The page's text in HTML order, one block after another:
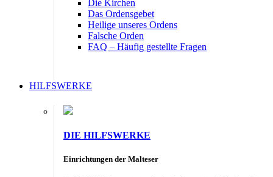
Die Kirchen
Das Ordensgebet
Heilige unseres Ordens
Falsche Orden
FAQ – Häufig gestellte Fragen
HILFSWERKE
DIE HILFSWERKE
Einrichtungen der Malteser